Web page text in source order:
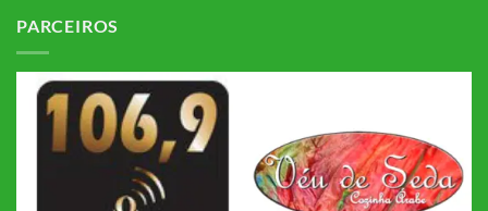
PARCEIROS